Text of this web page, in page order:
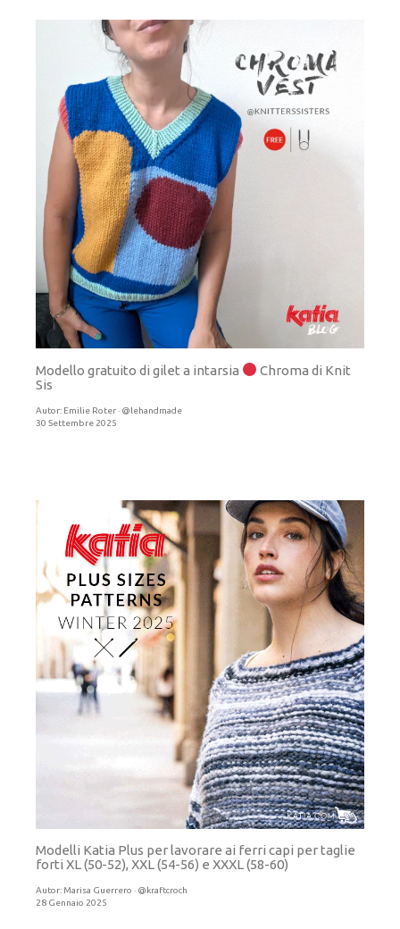
Modello gratuito di gilet a intarsia
Chroma di Knit
Sis
Autor: Emilie Roter · @lehandmade
30 Settembre 2025
Modelli Katia Plus per lavorare ai ferri capi per taglie
forti XL (50-52), XXL (54-56) e XXXL (58-60)
Autor: Marisa Guerrero · @kraftcroch
28 Gennaio 2025